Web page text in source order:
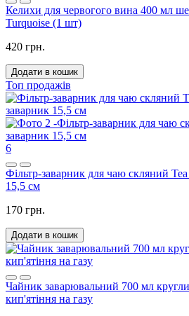
Келихи для червогого вина 400 мл
Turquoise (1 шт)
420 грн.
Додати в кошик
Топ продажів
6
Фільтр-заварник для чаю скляний
15,5 см
170 грн.
Додати в кошик
Чайник заварювальний 700 мл
кип'ятіння на газу